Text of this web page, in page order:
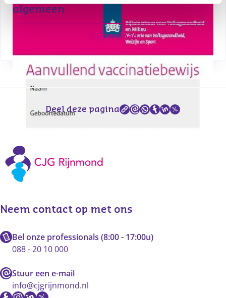
algemeen
Download
Deel deze pagina
Vaccinaties CJG Rijnmond
Neem contact op met ons
Bel onze professionals (8:00 - 17:00u)
088 - 20 10 000
Stuur een e-mail
info@cjgrijnmond.nl